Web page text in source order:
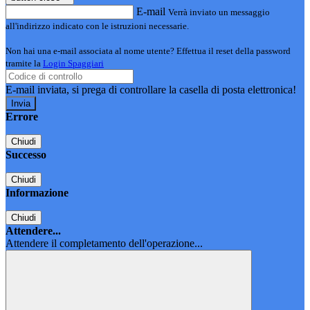
E-mail Verrà inviato un messaggio
all'indirizzo indicato con le istruzioni necessarie.
Non hai una e-mail associata al nome utente? Effettua il reset della password
tramite la Login Spaggiari
E-mail inviata, si prega di controllare la casella di posta elettronica!
Errore
Chiudi
Successo
Chiudi
Informazione
Chiudi
Attendere...
Attendere il completamento dell'operazione...